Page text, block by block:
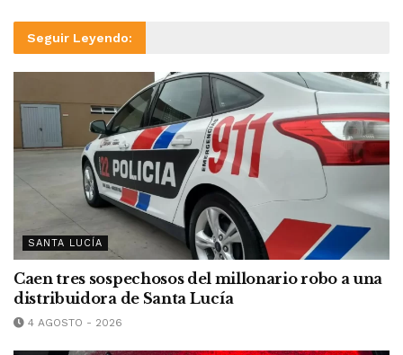
Seguir Leyendo:
SANTA LUCÍA
Caen tres sospechosos del millonario robo a una
distribuidora de Santa Lucía
4 AGOSTO - 2026